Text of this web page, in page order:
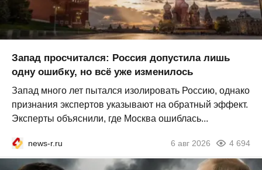
Запад просчитался: Россия допустила лишь
одну ошибку, но всё уже изменилось
Запад много лет пытался изолировать Россию, однако
признания экспертов указывают на обратный эффект.
Эксперты объяснили, где Москва ошиблась...
news-r.ru 6 авг 2026 4 694